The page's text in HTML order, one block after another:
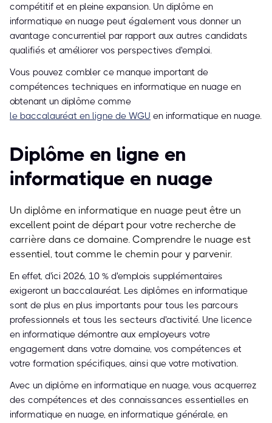
compétitif et en pleine expansion. Un diplôme en
informatique en nuage peut également vous donner un
avantage concurrentiel par rapport aux autres candidats
qualifiés et améliorer vos perspectives d'emploi.
Vous pouvez combler ce manque important de
compétences techniques en informatique en nuage en
obtenant un diplôme comme
le baccalauréat en ligne de WGU en informatique en nuage.
Diplôme en ligne en
informatique en nuage
Un diplôme en informatique en nuage peut être un
excellent point de départ pour votre recherche de
carrière dans ce domaine. Comprendre le nuage est
essentiel, tout comme le chemin pour y parvenir.
En effet, d'ici 2026, 10 % d'emplois supplémentaires
exigeront un baccalauréat. Les diplômes en informatique
sont de plus en plus importants pour tous les parcours
professionnels et tous les secteurs d'activité. Une licence
en informatique démontre aux employeurs votre
engagement dans votre domaine, vos compétences et
votre formation spécifiques, ainsi que votre motivation.
Avec un diplôme en informatique en nuage, vous acquerrez
des compétences et des connaissances essentielles en
informatique en nuage, en informatique générale, en